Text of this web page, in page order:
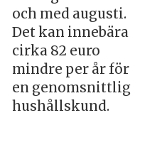
och med augusti.
Det kan innebära
cirka 82 euro
mindre per år för
en genomsnittlig
hushållskund.